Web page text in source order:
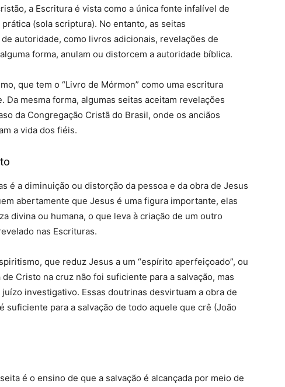
a Escritura é vista como a única fonte infalível de
(sola scriptura). No entanto, as seitas
autoridade, como livros adicionais, revelações de
forma, anulam ou distorcem a autoridade bíblica.
que tem o “Livro de Mórmon” como uma escritura
Da mesma forma, algumas seitas aceitam revelações
da Congregação Cristã do Brasil, onde os anciãos
a vida dos fiéis.
é a diminuição ou distorção da pessoa e da obra de Jesus
abertamente que Jesus é uma figura importante, elas
divina ou humana, o que leva à criação de um outro
nas Escrituras.
que reduz Jesus a um “espírito aperfeiçoado”, ou
Cristo na cruz não foi suficiente para a salvação, mas
investigativo. Essas doutrinas desvirtuam a obra de
suficiente para a salvação de todo aquele que crê (João
é o ensino de que a salvação é alcançada por meio de